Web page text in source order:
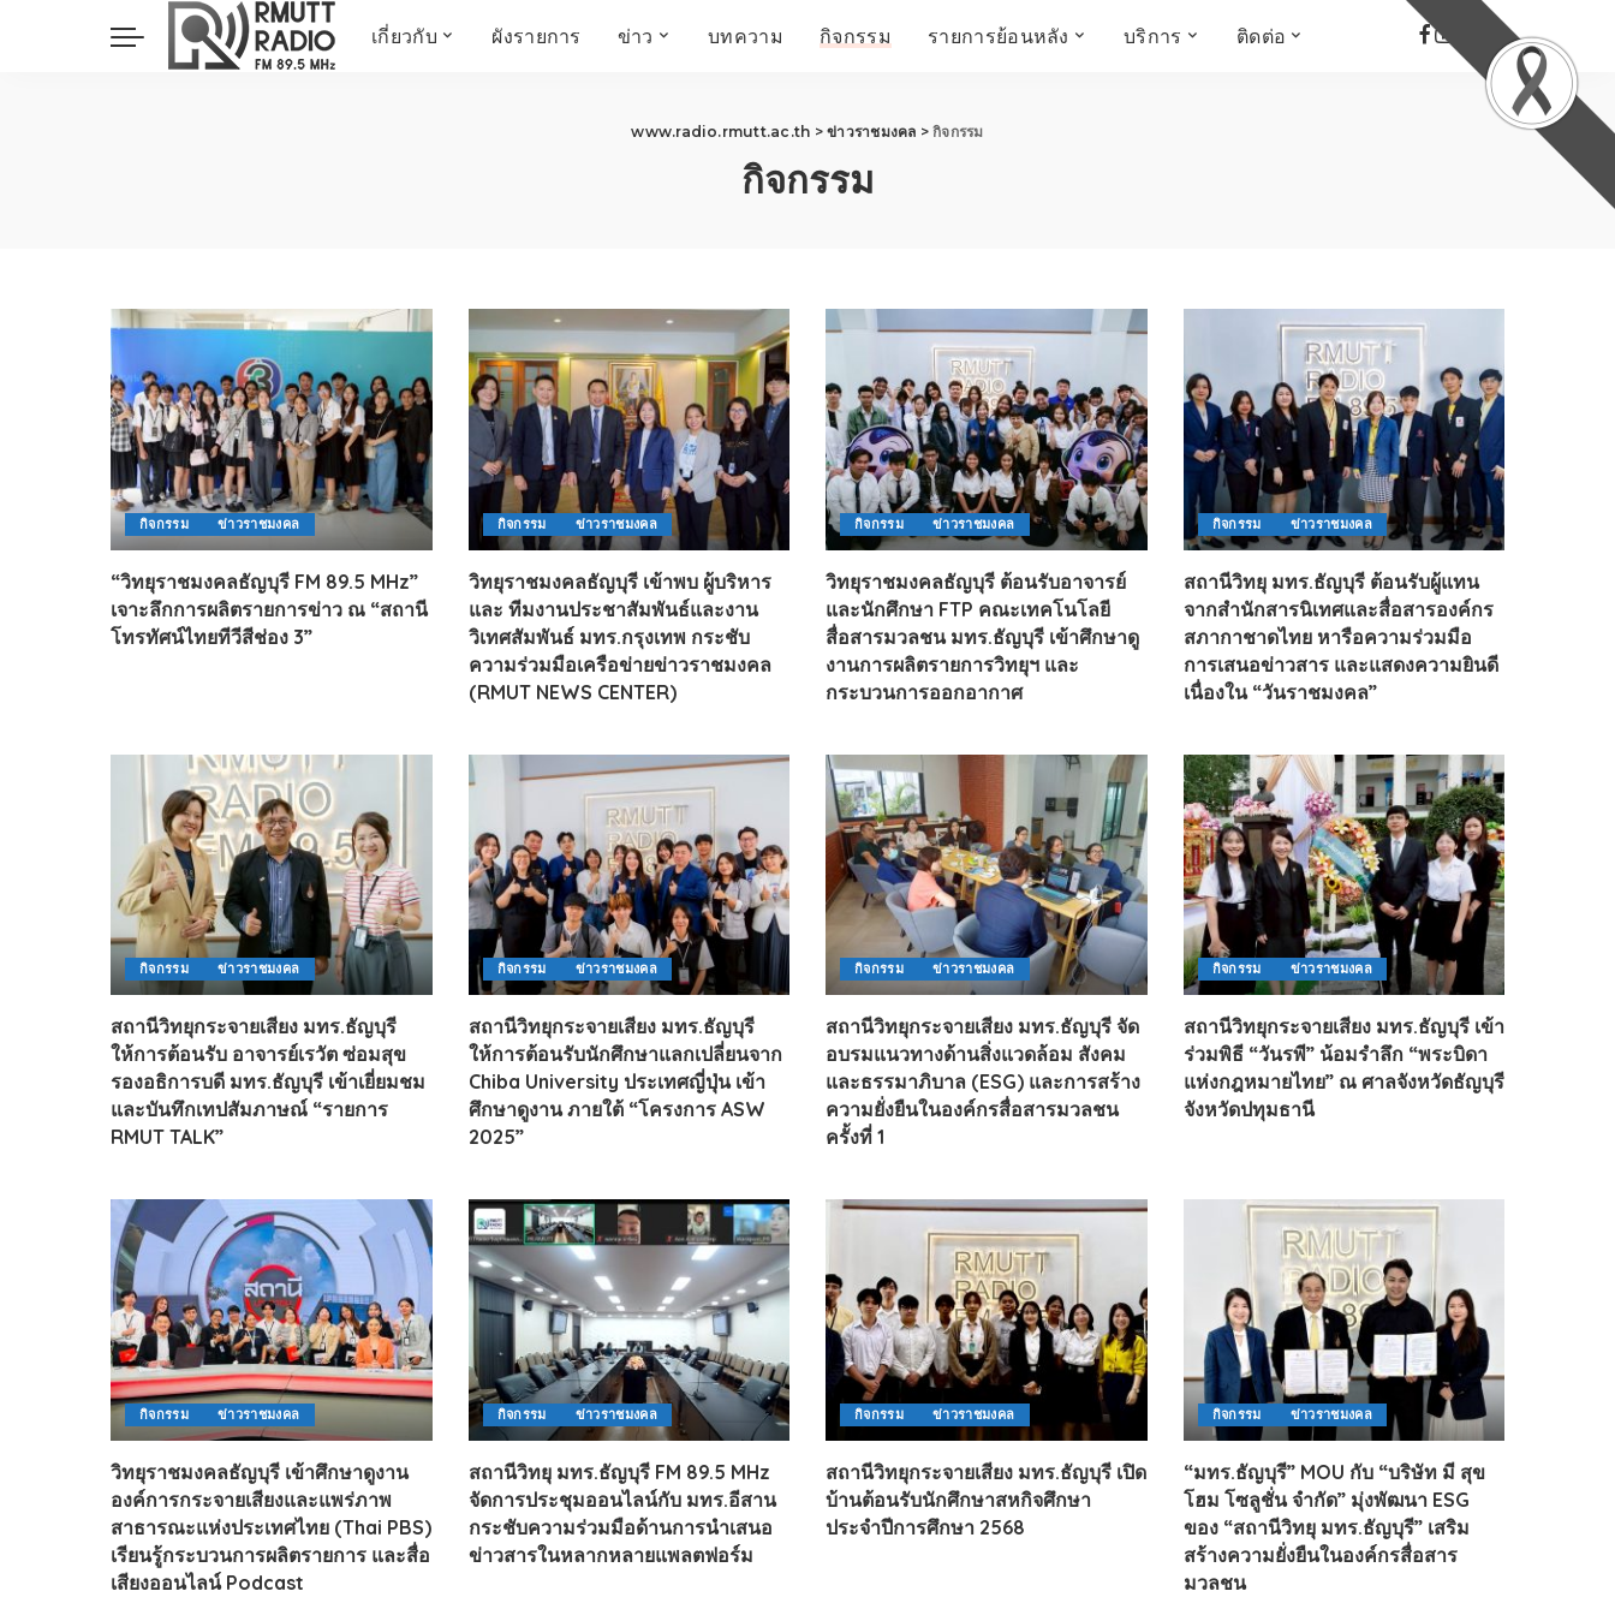
เกี่ยวกับ
โครงสร้างองค์กร
คณะกรรมการบริหาร
ผังรายการ ข่าว
สมัครงาน
บทความ กิจกรรม รายการย้อนหลัง
RESEARCH FOCUS
TechTrend
ช่างช่วย
META พลิกโลก
Power of Art
ฟาร์มสร้างสุข
สุขทุกวัยด้วยภูมิปัญญา
ไทยสร้างสรรค์
Check4Drive
INNOVATION FOR LIFE
COM TODAY
MY COMPUTER
FOLLOW SOCIAL
มหาวิทยาลัยเพื่อชุมชน
เศรษฐกิจ สังคม และ
คุณภาพชีวิต
HowToLife
ชวนกันมานั่งคุย
ชวนกันมานั่งคุย BY
BUSIT
รอบบ้านเรา
เรื่องเก่าที่เรารัก
จิตวิทยากับครูยุ้ย
HEALTHY CLUB
Good Health and
Wellness
RED CROSS
รู้สู้ภัยโควิด19
FOOD DELIVERY
READY FOR LADY
ตลาดนัดชุมชน
กลเม็ดครัวไอเดีย
สุข-อาสา
GOOD JOB
การศึกษา ศิลปะ
วัฒนธรรม
ชีวิตวัฒนธรรม
เพลินภาษานานาสาระ
ThaiTravelTrends
RT Freshey
Tips for Trips
มรดกไทย
TotalSoundMagazine
Pretty Proof
ENGLISH AROUND
YOU
Series guide
Culture Travel
สยามยามสี่
ALL AROUND THE
WORLD
กรอบข่าวรอบสัปดาห์
มุมมองข่าว
ที่นี่RMUT
เป็นเรื่องเป็นราว
บริการ
ห้องประชุมสัมมนา
ติดต่อ
www.radio.rmutt.ac.th >ข่าวราชมงคล >กิจกรรม
กิจกรรม
กิจกรรม ข่าวราชมงคล
“วิทยุราชมงคลธัญบุรี FM 89.5 MHz”
เจาะลึกการผลิตรายการข่าว ณ “สถานี
โทรทัศน์ไทยทีวีสีช่อง 3”
กิจกรรม ข่าวราชมงคล
วิทยุราชมงคลธัญบุรี เข้าพบ ผู้บริหาร
และ ทีมงานประชาสัมพันธ์และงาน
วิเทศสัมพันธ์ มทร.กรุงเทพ กระชับ
ความร่วมมือเครือข่ายข่าวราชมงคล
(RMUT NEWS CENTER)
กิจกรรม ข่าวราชมงคล
วิทยุราชมงคลธัญบุรี ต้อนรับอาจารย์
และนักศึกษา FTP คณะเทคโนโลยี
สื่อสารมวลชน มทร.ธัญบุรี เข้าศึกษาดู
งานการผลิตรายการวิทยุฯ และ
กระบวนการออกอากาศ
กิจกรรม ข่าวราชมงคล
สถานีวิทยุ มทร.ธัญบุรี ต้อนรับผู้แทน
จากสำนักสารนิเทศและสื่อสารองค์กร
สภากาชาดไทย หารือความร่วมมือ
การเสนอข่าวสาร และแสดงความยินดี
เนื่องใน “วันราชมงคล”
กิจกรรม ข่าวราชมงคล
สถานีวิทยุกระจายเสียง มทร.ธัญบุรี
ให้การต้อนรับ อาจารย์เรวัต ซ่อมสุข
รองอธิการบดี มทร.ธัญบุรี เข้าเยี่ยมชม
และบันทึกเทปสัมภาษณ์ “รายการ
RMUT TALK”
กิจกรรม ข่าวราชมงคล
สถานีวิทยุกระจายเสียง มทร.ธัญบุรี
ให้การต้อนรับนักศึกษาแลกเปลี่ยนจาก
Chiba University ประเทศญี่ปุ่น เข้า
ศึกษาดูงาน ภายใต้ “โครงการ ASW
2025”
กิจกรรม ข่าวราชมงคล
สถานีวิทยุกระจายเสียง มทร.ธัญบุรี จัด
อบรมแนวทางด้านสิ่งแวดล้อม สังคม
และธรรมาภิบาล (ESG) และการสร้าง
ความยั่งยืนในองค์กรสื่อสารมวลชน
ครั้งที่ 1
กิจกรรม ข่าวราชมงคล
สถานีวิทยุกระจายเสียง มทร.ธัญบุรี เข้า
ร่วมพิธี “วันรพี” น้อมรำลึก “พระบิดา
แห่งกฎหมายไทย” ณ ศาลจังหวัดธัญบุรี
จังหวัดปทุมธานี
กิจกรรม ข่าวราชมงคล
วิทยุราชมงคลธัญบุรี เข้าศึกษาดูงาน
องค์การกระจายเสียงและแพร่ภาพ
สาธารณะแห่งประเทศไทย (Thai PBS)
เรียนรู้กระบวนการผลิตรายการ และสื่อ
เสียงออนไลน์ Podcast
กิจกรรม ข่าวราชมงคล
สถานีวิทยุ มทร.ธัญบุรี FM 89.5 MHz
จัดการประชุมออนไลน์กับ มทร.อีสาน
กระชับความร่วมมือด้านการนำเสนอ
ข่าวสารในหลากหลายแพลตฟอร์ม
กิจกรรม ข่าวราชมงคล
สถานีวิทยุกระจายเสียง มทร.ธัญบุรี เปิด
บ้านต้อนรับนักศึกษาสหกิจศึกษา
ประจำปีการศึกษา 2568
กิจกรรม ข่าวราชมงคล
“มทร.ธัญบุรี” MOU กับ “บริษัท มี สุข
โฮม โซลูชั่น จำกัด” มุ่งพัฒนา ESG
ของ “สถานีวิทยุ มทร.ธัญบุรี” เสริม
สร้างความยั่งยืนในองค์กรสื่อสาร
มวลชน